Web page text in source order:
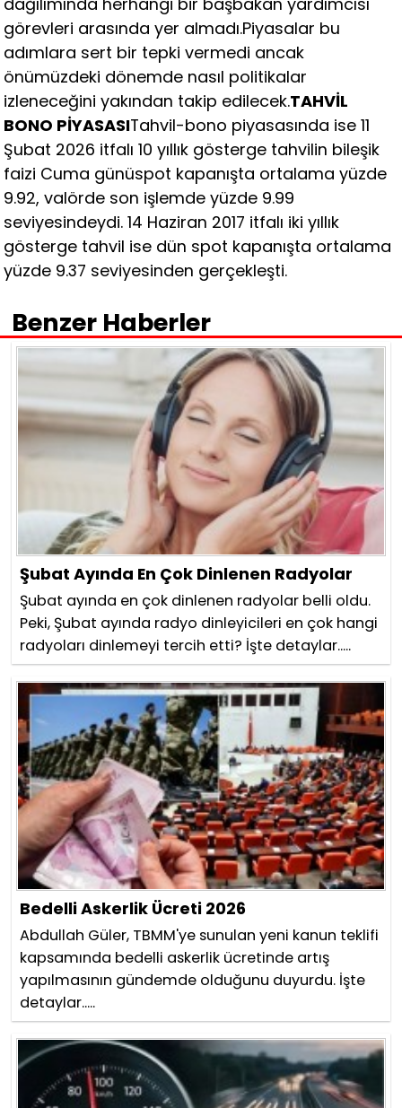
görevleri arasında yer almadı.Piyasalar bu
adımlara sert bir tepki vermedi ancak
önümüzdeki dönemde nasıl politikalar
izleneceğini yakından takip edilecek.TAHVİL
BONO PİYASASITahvil-bono piyasasında ise 11
Şubat 2026 itfalı 10 yıllık gösterge tahvilin bileşik
faizi Cuma günüspot kapanışta ortalama yüzde
9.92, valörde son işlemde yüzde 9.99
seviyesindeydi. 14 Haziran 2017 itfalı iki yıllık
gösterge tahvil ise dün spot kapanışta ortalama
yüzde 9.37 seviyesinden gerçekleşti.
Benzer Haberler
Şubat Ayında En Çok Dinlenen Radyolar
Şubat ayında en çok dinlenen radyolar belli oldu.
Peki, Şubat ayında radyo dinleyicileri en çok hangi
radyoları dinlemeyi tercih etti? İşte detaylar.....
Bedelli Askerlik Ücreti 2026
Abdullah Güler, TBMM'ye sunulan yeni kanun teklifi
kapsamında bedelli askerlik ücretinde artış
yapılmasının gündemde olduğunu duyurdu. İşte
detaylar.....